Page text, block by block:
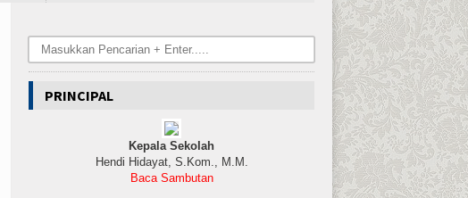
PRINCIPAL
Kepala Sekolah
Hendi Hidayat, S.Kom., M.M.
Baca Sambutan